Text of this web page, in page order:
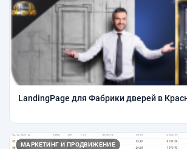
LandingPage для Фабрики дверей в
МАРКЕТИНГ И ПРОДВИЖЕНИЕ